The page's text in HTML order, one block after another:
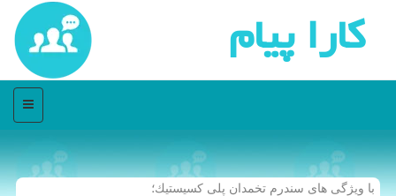
كارا پیام
منو
با ویژگی های سندرم تخمدان پلی كسیستیك؛